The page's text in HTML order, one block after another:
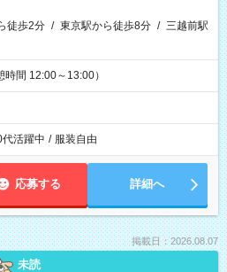
徒歩2分 / 東京駅から徒歩8分 / 三越前駅
間 12:00～13:00）
活躍中 / 服装自由
応募する 詳細へ
掲載日：2026.08.07
未読